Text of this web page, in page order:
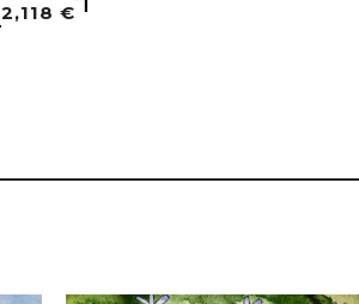
2,118 €